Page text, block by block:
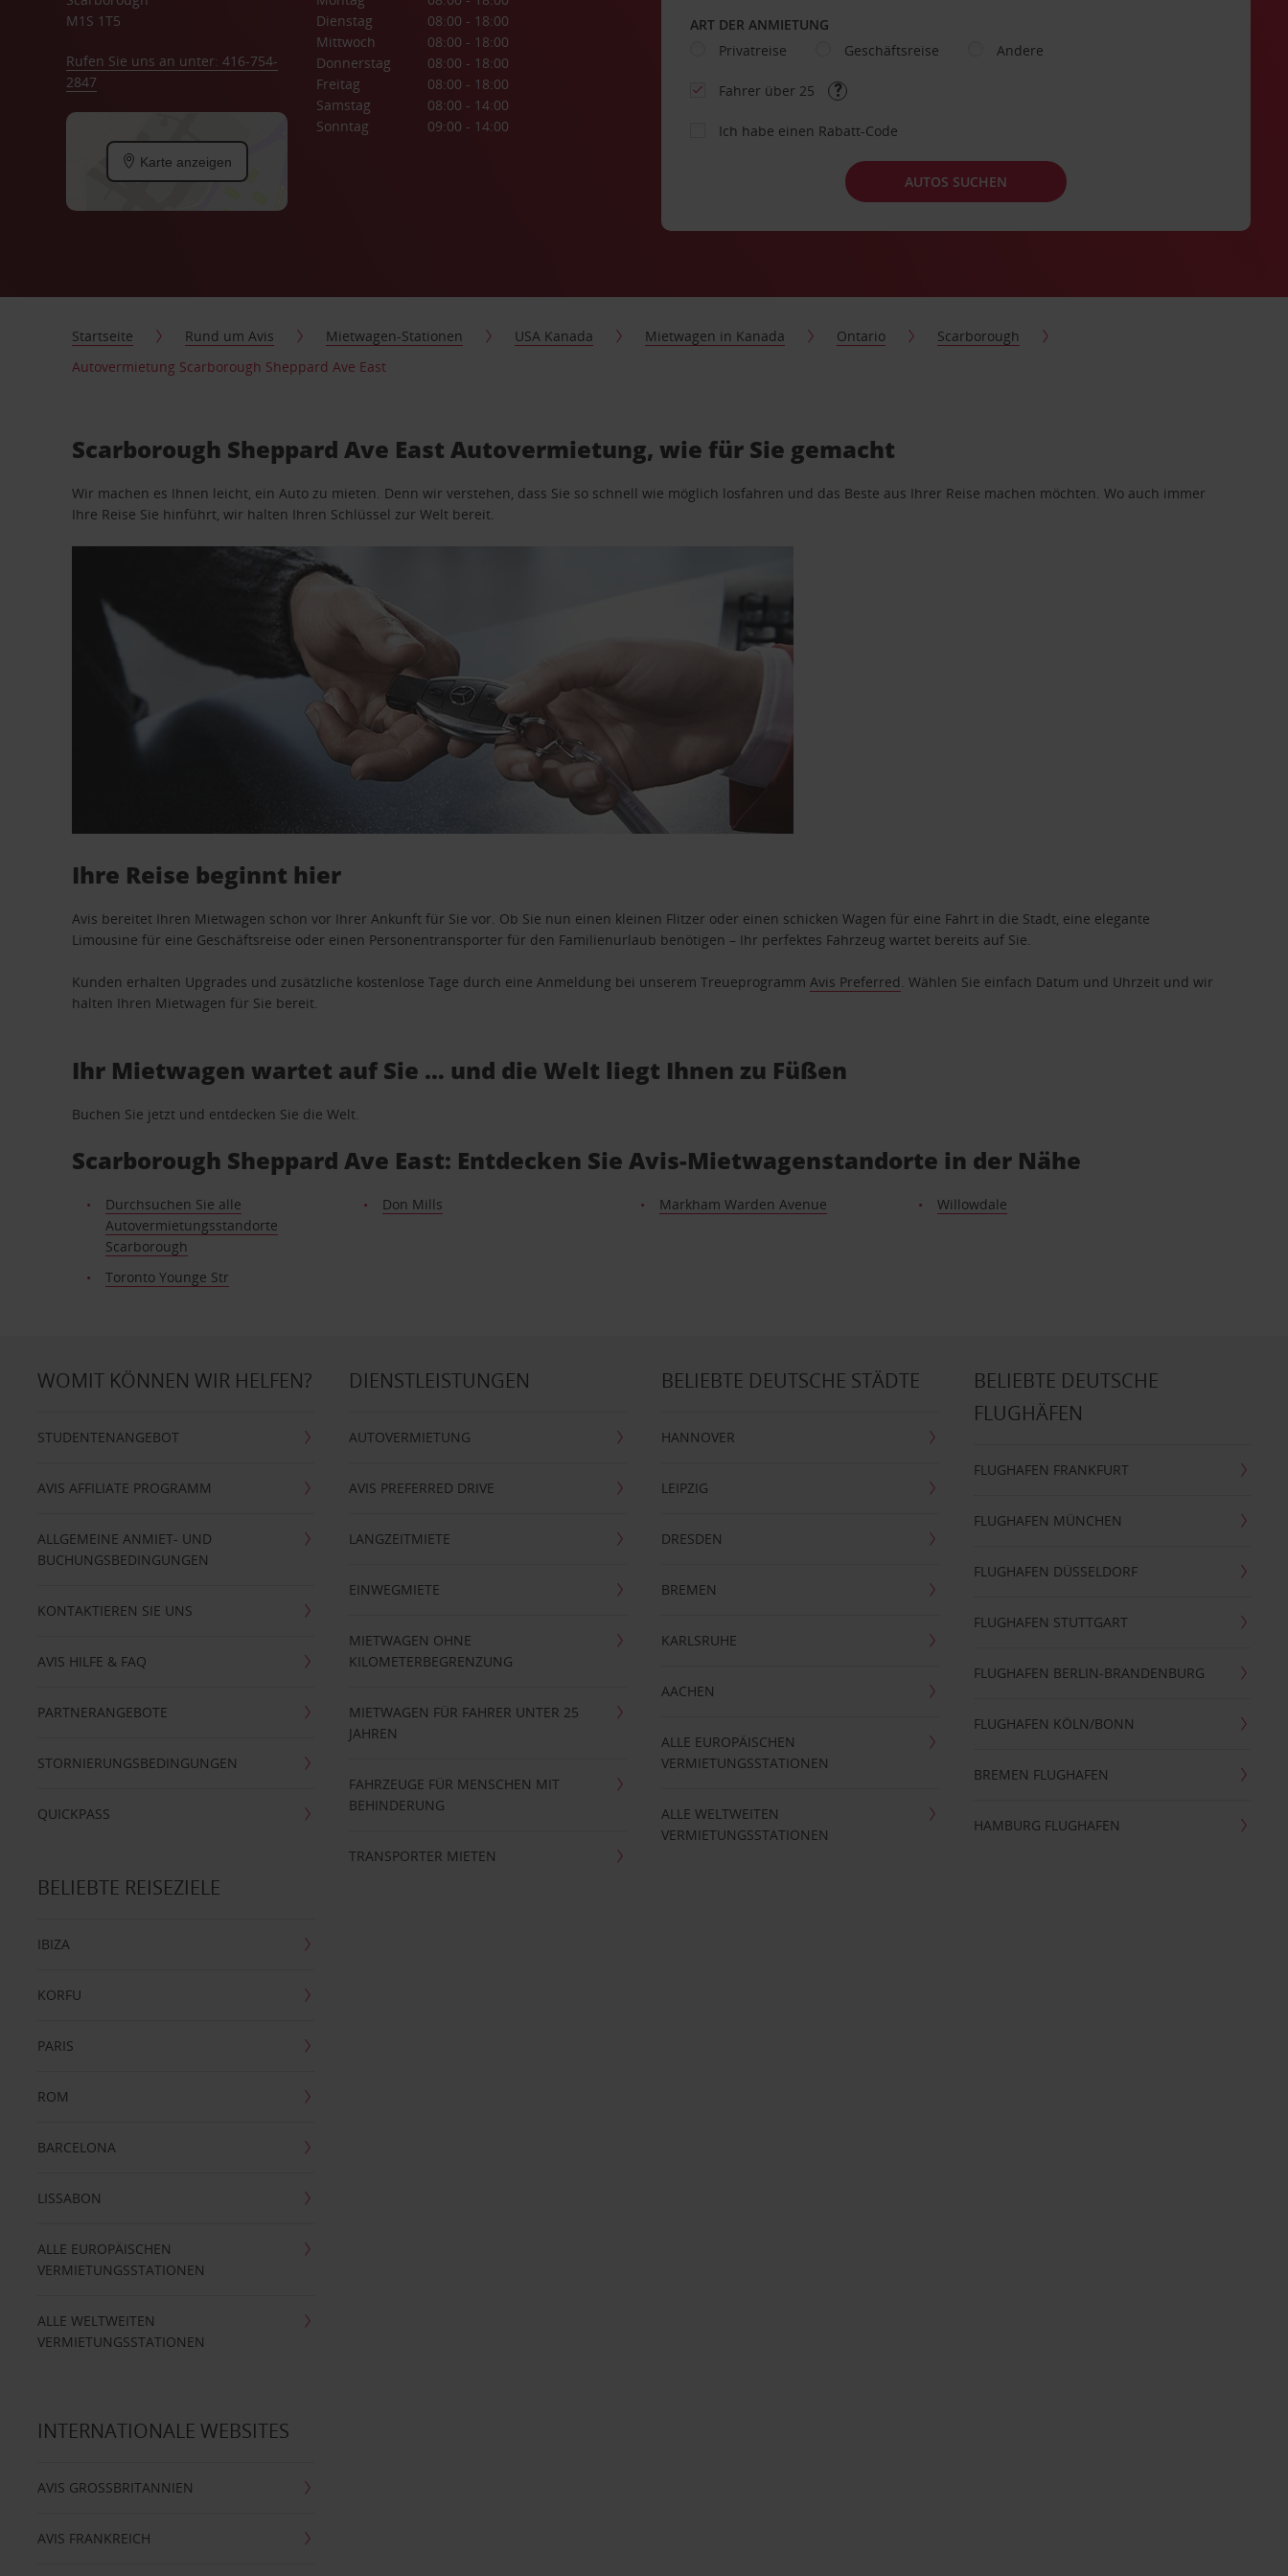
M1S 1T5
Rufen Sie uns an unter: 416-754-
2847
Karte anzeigen
Dienstag
08:00 - 18:00
Mittwoch
08:00 - 18:00
Donnerstag
08:00 - 18:00
Freitag
08:00 - 18:00
Samstag
08:00 - 14:00
Sonntag
09:00 - 14:00
ART DER ANMIETUNG
Privatreise
Geschäftsreise Andere
Fahrer über 25
Ich habe einen Rabatt-Code
AUTOS SUCHEN
Startseite Rund um Avis Mietwagen-Stationen USA Kanada Mietwagen in Kanada Ontario
Scarborough
Autovermietung Scarborough Sheppard Ave East
Scarborough Sheppard Ave East Autovermietung, wie für Sie gemacht
Wir machen es Ihnen leicht, ein Auto zu mieten. Denn wir verstehen, dass Sie so schnell wie möglich losfahren und das Beste aus Ihrer Reise machen möchten. Wo auch immer
Ihre Reise Sie hinführt, wir halten Ihren Schlüssel zur Welt bereit.
Ihre Reise beginnt hier
Avis bereitet Ihren Mietwagen schon vor Ihrer Ankunft für Sie vor. Ob Sie nun einen kleinen Flitzer oder einen schicken Wagen für eine Fahrt in die Stadt, eine elegante
Limousine für eine Geschäftsreise oder einen Personentransporter für den Familienurlaub benötigen – Ihr perfektes Fahrzeug wartet bereits auf Sie.
Kunden erhalten Upgrades und zusätzliche kostenlose Tage durch eine Anmeldung bei unserem TreueprogrammAvis Preferred. Wählen Sie einfach Datum und Uhrzeit und wir
halten Ihren Mietwagen für Sie bereit.
Ihr Mietwagen wartet auf Sie … und die Welt liegt Ihnen zu Füßen
Buchen Sie jetzt und entdecken Sie die Welt.
Scarborough Sheppard Ave East: Entdecken Sie Avis-Mietwagenstandorte in der Nähe
Durchsuchen Sie alle
Autovermietungsstandorte
Scarborough
Don Mills Markham Warden Avenue Willowdale
Toronto Younge Str
WOMIT KÖNNEN WIR HELFEN?
STUDENTENANGEBOT
AVIS AFFILIATE PROGRAMM
ALLGEMEINE ANMIET- UND
BUCHUNGSBEDINGUNGEN
KONTAKTIEREN SIE UNS
AVIS HILFE & FAQ
PARTNERANGEBOTE
STORNIERUNGSBEDINGUNGEN
QUICKPASS
DIENSTLEISTUNGEN
AUTOVERMIETUNG
AVIS PREFERRED DRIVE
LANGZEITMIETE
EINWEGMIETE
MIETWAGEN OHNE
KILOMETERBEGRENZUNG
MIETWAGEN FÜR FAHRER UNTER 25
JAHREN
FAHRZEUGE FÜR MENSCHEN MIT
BEHINDERUNG
TRANSPORTER MIETEN
BELIEBTE DEUTSCHE STÄDTE
HANNOVER
LEIPZIG
DRESDEN
BREMEN
KARLSRUHE
AACHEN
ALLE EUROPÄISCHEN
VERMIETUNGSSTATIONEN
ALLE WELTWEITEN
VERMIETUNGSSTATIONEN
BELIEBTE DEUTSCHE
FLUGHÄFEN
FLUGHAFEN FRANKFURT
FLUGHAFEN MÜNCHEN
FLUGHAFEN DÜSSELDORF
FLUGHAFEN STUTTGART
FLUGHAFEN BERLIN-BRANDENBURG
FLUGHAFEN KÖLN/BONN
BREMEN FLUGHAFEN
HAMBURG FLUGHAFEN
BELIEBTE REISEZIELE
IBIZA
KORFU
PARIS
ROM
BARCELONA
LISSABON
ALLE EUROPÄISCHEN
VERMIETUNGSSTATIONEN
ALLE WELTWEITEN
VERMIETUNGSSTATIONEN
INTERNATIONALE WEBSITES
AVIS GROSSBRITANNIEN
AVIS FRANKREICH